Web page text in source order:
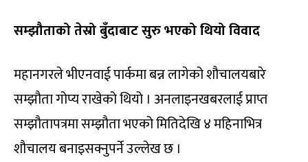
सम्झौताको तेस्रो बुँदाबाट सुरु भएको थियो विवाद
महानगरले भीएनवाई पार्कमा बन्न लागेको शौचालयबारे
सम्झौता गोप्य राखेको थियो । अनलाइनखबरलाई प्राप्त
सम्झौतापत्रमा सम्झौता भएको मितिदेखि ४ महिनाभित्र
शौचालय बनाइसक्नुपर्ने उल्लेख छ ।